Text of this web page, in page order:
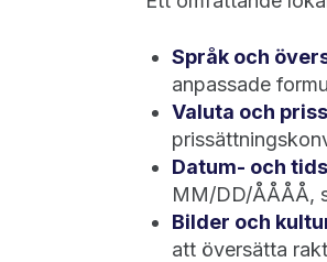
Språk och
anpassade
Valuta och
Datum- och
MM/DD/ÅÅÅÅ,
Bilder och
att översätta